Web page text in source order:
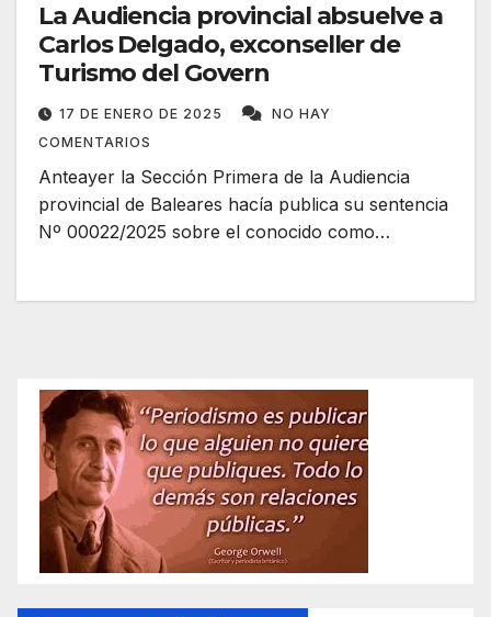
La Audiencia provincial absuelve a
Carlos Delgado, exconseller de
Turismo del Govern
17 DE ENERO DE 2025
NO HAY
COMENTARIOS
Anteayer la Sección Primera de la Audiencia
provincial de Baleares hacía publica su sentencia
Nº 00022/2025 sobre el conocido como…